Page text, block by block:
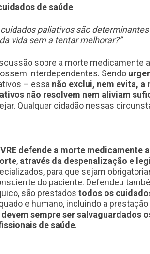
de saúde
paliativos são
vida sem a tentar melhorar?”
sobre a morte medicamente
interdependentes. Sendo
– essa não exclui, nem evita, a
não resolvem nem aliviam
Qualquer cidadão nessas
defende a morte medicamente
, através da despenalização e
para que sejam
do paciente. Defendeu
são prestados todos os
e humano, incluindo a
devem sempre ser salvaguardados
de saúde.